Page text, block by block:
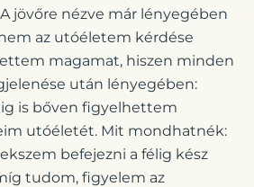
jövőre nézve már lényegében
az utóéletem kérdése
magamat, hiszen minden
után lényegében:
is bőven figyelhettem
utóéletét. Mit mondhatnék:
befejezni a félig kész
tudom, figyelem az